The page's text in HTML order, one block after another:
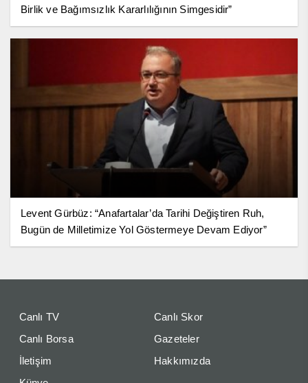
Birlik ve Bağımsızlık Kararlılığının Simgesidir”
Levent Gürbüz: “Anafartalar’da Tarihi Değiştiren Ruh,
Bugün de Milletimize Yol Göstermeye Devam Ediyor”
Canlı TV
Canlı Skor
Canlı Borsa
Gazeteler
İletişim
Hakkımızda